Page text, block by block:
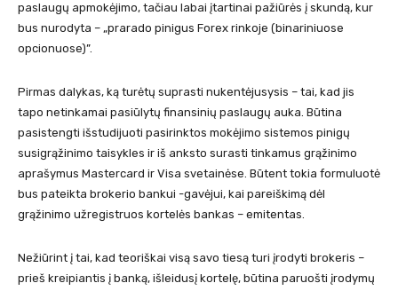
paslaugų apmokėjimo, tačiau labai įtartinai pažiūrės į skundą, kur
bus nurodyta – „prarado pinigus Forex rinkoje (binariniuose
opcionuose)”.
Pirmas dalykas, ką turėtų suprasti nukentėjusysis – tai, kad jis
tapo netinkamai pasiūlytų finansinių paslaugų auka. Būtina
pasistengti išstudijuoti pasirinktos mokėjimo sistemos pinigų
susigrąžinimo taisykles ir iš anksto surasti tinkamus grąžinimo
aprašymus Mastercard ir Visa svetainėse. Būtent tokia formuluotė
bus pateikta brokerio bankui -gavėjui, kai pareiškimą dėl
grąžinimo užregistruos kortelės bankas – emitentas.
Nežiūrint į tai, kad teoriškai visą savo tiesą turi įrodyti brokeris –
prieš kreipiantis į banką, išleidusį kortelę, būtina paruošti įrodymų